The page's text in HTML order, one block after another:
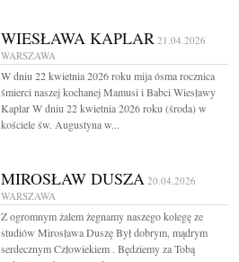
WIESŁAWA KAPLAR 21.04.2026
WARSZAWA
W dniu 22 kwietnia 2026 roku mija ósma rocznica
śmierci naszej kochanej Mamusi i Babci Wiesławy
Kaplar W dniu 22 kwietnia 2026 roku (środa) w
kościele św. Augustyna w...
MIROSŁAW DUSZA 20.04.2026
WARSZAWA
Z ogromnym żalem żegnamy naszego kolegę ze
studiów Mirosława Duszę Był dobrym, mądrym
serdecznym Człowiekiem . Będziemy za Tobą